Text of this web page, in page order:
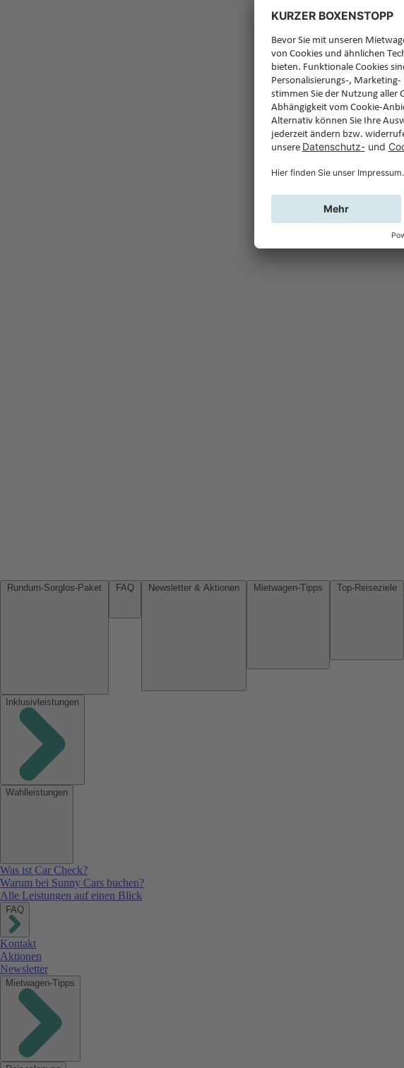
Inklusivleistungen
Wahlleistungen
Was ist Car Check?
Warum bei Sunny Cars buchen?
Alle Leistungen auf einen Blick
FAQ
Kontakt
Aktionen
Newsletter
Mietwagen-Tipps